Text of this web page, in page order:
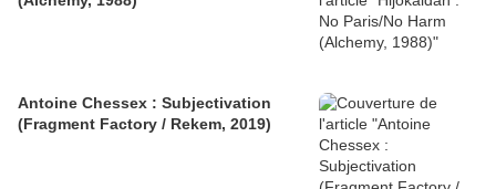
Antoine Chessex : Subjectivation
(Fragment Factory / Rekem, 2019)